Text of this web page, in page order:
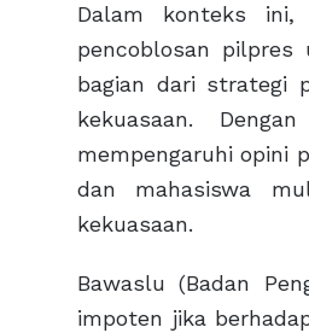
Dalam konteks ini,
pencoblosan
bagian dari strategi
kekuasaan.
mempengaruhi opini
dan mahasiswa
kekuasaan.
Bawaslu (Badan
impoten jika